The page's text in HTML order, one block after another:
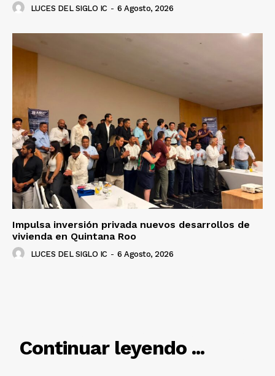
Luces
Del Siglo
LUCES DEL SIGLO IC - 6 Agosto, 2026
Impulsa inversión privada nuevos desarrollos de
vivienda en Quintana Roo
LUCES DEL SIGLO IC - 6 Agosto, 2026
Continuar leyendo ...
RELACIONADO